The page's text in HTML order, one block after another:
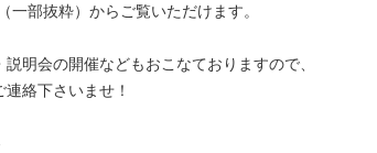
（一部抜粋）からご覧いただけます。
明会の開催などもおこなておりますので、
絡下さいませ！